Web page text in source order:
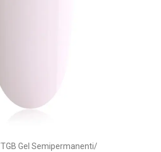
TGB Gel Semipermanenti